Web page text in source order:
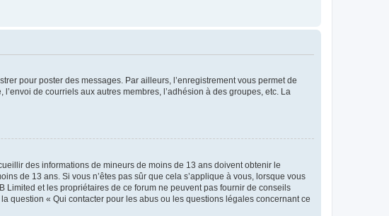
pour poster des messages. Par ailleurs, l’enregistrement vous permet de
de courriels aux autres membres, l’adhésion à des groupes, etc. La
des informations de mineurs de moins de 13 ans doivent obtenir le
de 13 ans. Si vous n’êtes pas sûr que cela s’applique à vous, lorsque vous
et les propriétaires de ce forum ne peuvent pas fournir de conseils
question « Qui contacter pour les abus ou les questions légales concernant ce